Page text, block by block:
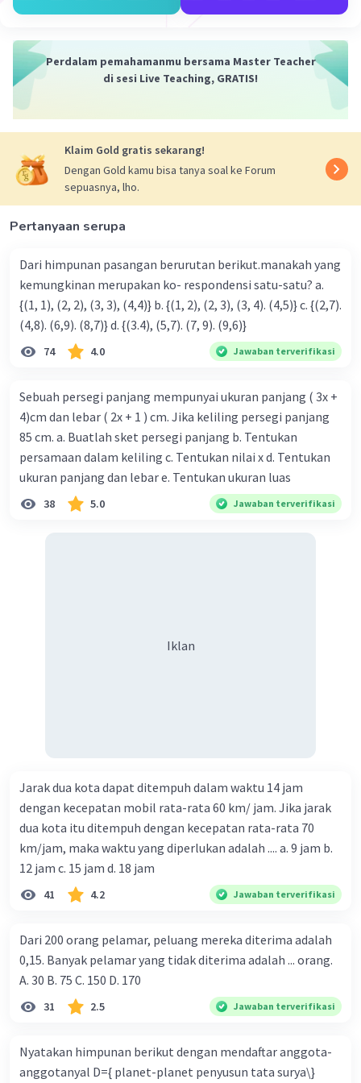
Iklan
Perdalam pemahamanmu bersama Master Teacher
di sesi Live Teaching, GRATIS!
Klaim Gold gratis sekarang!
Dengan Gold kamu bisa tanya soal ke Forum
sepuasnya, lho.
Pertanyaan serupa
Dari himpunan pasangan berurutan berikut.manakah yang
kemungkinan merupakan ko- respondensi satu-satu? a.
{(1, 1), (2, 2), (3, 3), (4,4)} b. {(1, 2), (2, 3), (3, 4). (4,5)} c. {(2,7).
(4,8). (6,9). (8,7)} d. {(3.4), (5,7). (7, 9). (9,6)}
74 4.0 Jawaban terverifikasi
Sebuah persegi panjang mempunyai ukuran panjang ( 3x +
4)cm dan lebar ( 2x + 1 ) cm. Jika keliling persegi panjang
85 cm. a. Buatlah sket persegi panjang b. Tentukan
persamaan dalam keliling c. Tentukan nilai x d. Tentukan
ukuran panjang dan lebar e. Tentukan ukuran luas
38 5.0 Jawaban terverifikasi
Iklan
Jarak dua kota dapat ditempuh dalam waktu 14 jam
dengan kecepatan mobil rata-rata 60 km/ jam. Jika jarak
dua kota itu ditempuh dengan kecepatan rata-rata 70
km/jam, maka waktu yang diperlukan adalah .... a. 9 jam b.
12 jam c. 15 jam d. 18 jam
41 4.2 Jawaban terverifikasi
Dari 200 orang pelamar, peluang mereka diterima adalah
0,15. Banyak pelamar yang tidak diterima adalah ... orang.
A. 30 B. 75 C. 150 D. 170
31 2.5 Jawaban terverifikasi
Nyatakan himpunan berikut dengan mendaftar anggota-
anggotanyal D={ planet-planet penyusun tata surya\}